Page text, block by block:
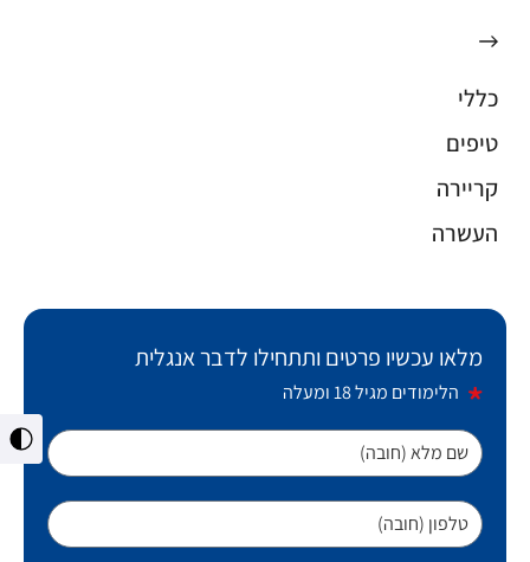
כללי
טיפים
קריירה
העשרה
מלאו עכשיו פרטים ותתחילו לדבר אנגלית
הלימודים מגיל 18 ומעלה
שם מלא (חובה)
טלפון (חובה)